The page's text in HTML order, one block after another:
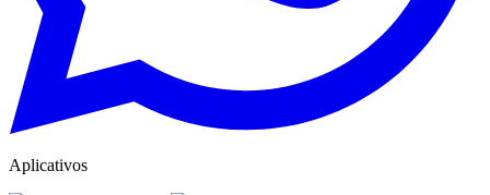
Aplicativos